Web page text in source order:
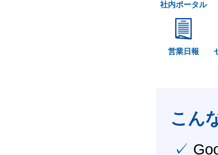
社内ポータル
営業日報
こん
✓ Google Workspace（旧G Suite） を社内で導入